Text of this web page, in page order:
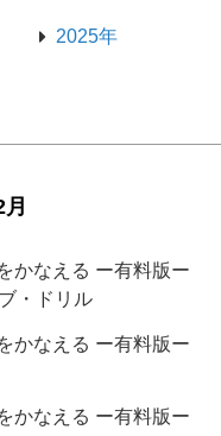
2025年
かなえる ー有料版ー
・ドリル
かなえる ー有料版ー
かなえる ー有料版ー